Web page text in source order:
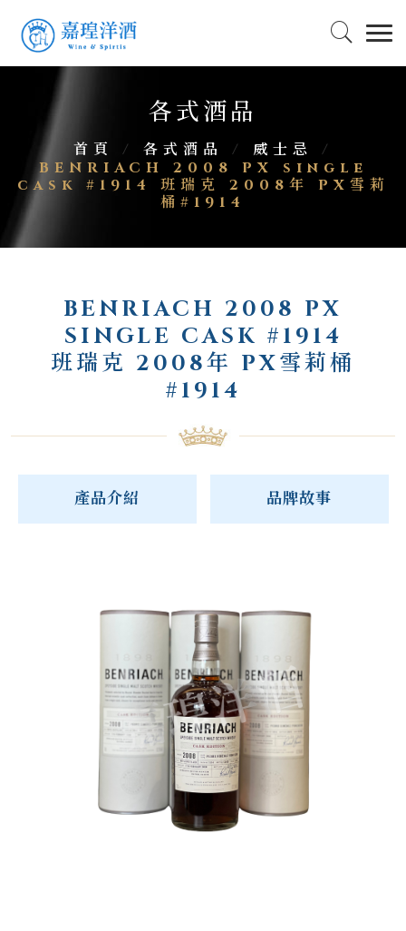
各式酒品
首頁 / 各式酒品 / 威士忌
/
BENRIACH 2008 PX single
cask #1914 班瑞克 2008年 PX雪莉
桶#1914
BENRIACH 2008 PX
SINGLE CASK #1914
班瑞克 2008年 PX雪莉桶
#1914
產品介紹 品牌故事